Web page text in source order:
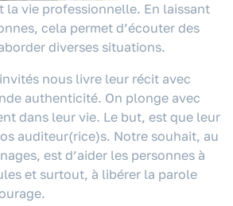
la vie professionnelle. En laissant
cela permet d’écouter des
diverses situations.
nous livre leur récit avec
authenticité. On plonge avec
dans leur vie. Le but, est que leur
auditeur(rice)s. Notre souhait, au
est d’aider les personnes à
et surtout, à libérer la parole